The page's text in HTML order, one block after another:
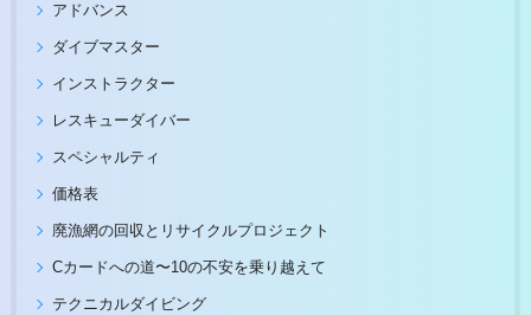
アドバンス
ダイブマスター
インストラクター
レスキューダイバー
スペシャルティ
価格表
廃漁網の回収とリサイクルプロジェクト
Cカードへの道〜10の不安を乗り越えて
テクニカルダイビング